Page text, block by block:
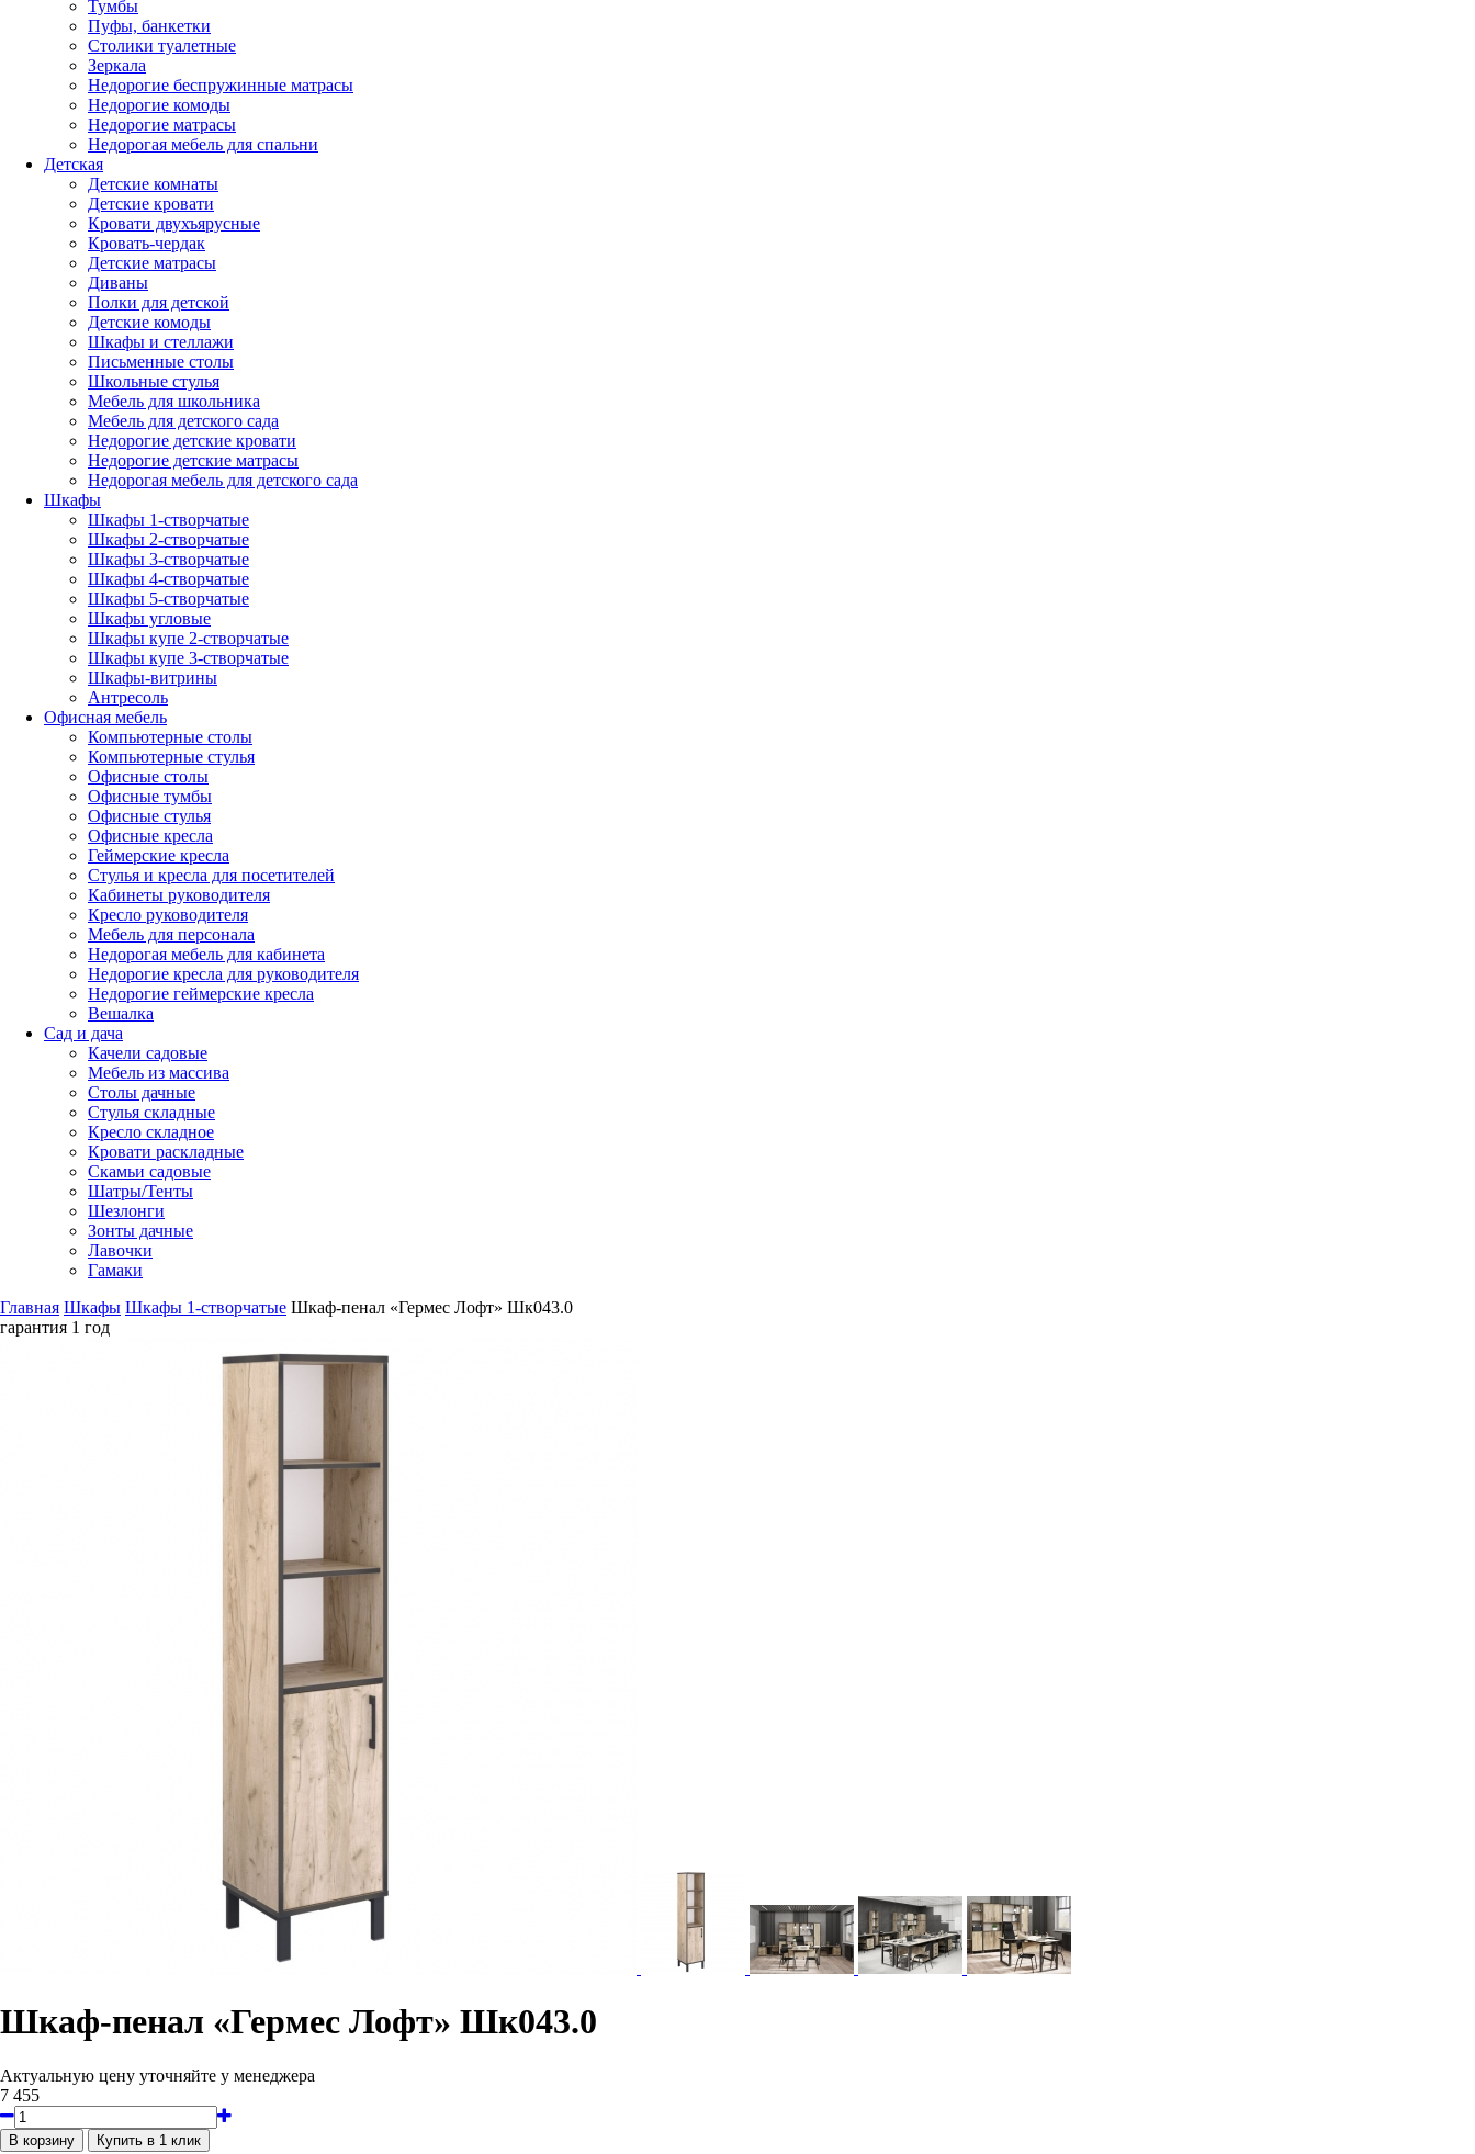
Тумбы
Пуфы, банкетки
Столики туалетные
Зеркала
Недорогие беспружинные матрасы
Недорогие комоды
Недорогие матрасы
Недорогая мебель для спальни
Детская
Детские комнаты
Детские кровати
Кровати двухъярусные
Кровать-чердак
Детские матрасы
Диваны
Полки для детской
Детские комоды
Шкафы и стеллажи
Письменные столы
Школьные стулья
Мебель для школьника
Мебель для детского сада
Недорогие детские кровати
Недорогие детские матрасы
Недорогая мебель для детского сада
Шкафы
Шкафы 1-створчатые
Шкафы 2-створчатые
Шкафы 3-створчатые
Шкафы 4-створчатые
Шкафы 5-створчатые
Шкафы угловые
Шкафы купе 2-створчатые
Шкафы купе 3-створчатые
Шкафы-витрины
Антресоль
Офисная мебель
Компьютерные столы
Компьютерные стулья
Офисные столы
Офисные тумбы
Офисные стулья
Офисные кресла
Геймерские кресла
Стулья и кресла для посетителей
Кабинеты руководителя
Кресло руководителя
Мебель для персонала
Недорогая мебель для кабинета
Недорогие кресла для руководителя
Недорогие геймерские кресла
Вешалка
Сад и дача
Качели садовые
Мебель из массива
Столы дачные
Стулья складные
Кресло складное
Кровати раскладные
Скамьи садовые
Шатры/Тенты
Шезлонги
Зонты дачные
Лавочки
Гамаки
Главная Шкафы Шкафы 1-створчатые Шкаф-пенал «Гермес Лофт» Шк043.0
гарантия 1 год
Шкаф-пенал «Гермес Лофт» Шк043.0
Актуальную цену уточняйте у менеджера
7 455